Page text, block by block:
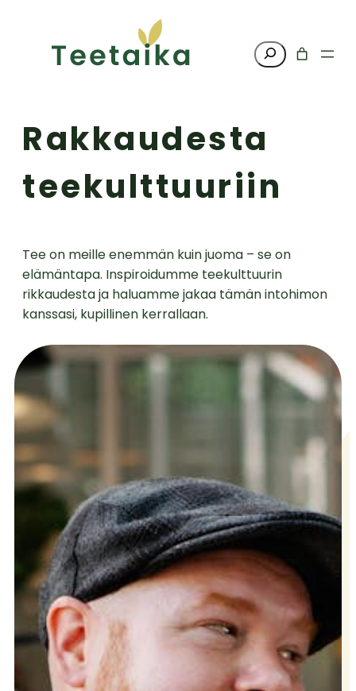
Haku
Rakkaudesta
teekulttuuriin
Tee on meille enemmän kuin juoma – se on
elämäntapa. Inspiroidumme teekulttuurin
rikkaudesta ja haluamme jakaa tämän intohimon
kanssasi, kupillinen kerrallaan.